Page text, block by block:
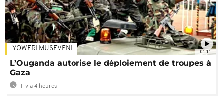
01:11
YOWERI MUSEVENI
L’Ouganda autorise le déploiement de troupes à
Gaza
Il y a 4 heures